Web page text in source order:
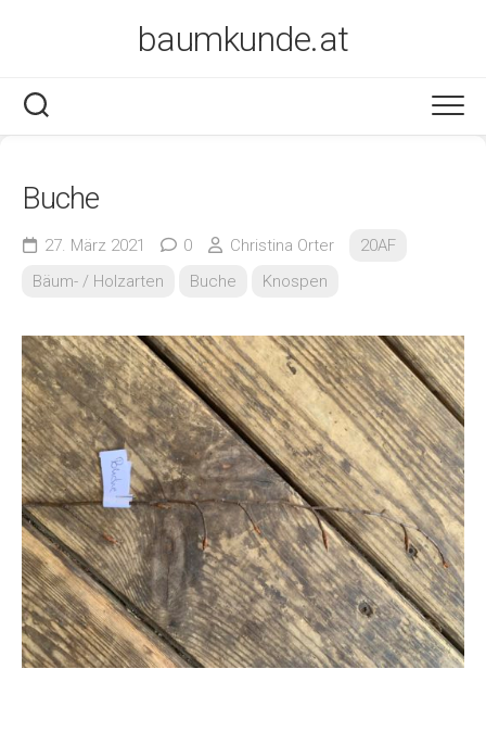
baumkunde.at
Buche
27. März 2021 0 Christina Orter
20AF
Bäum- / Holzarten
Buche Knospen